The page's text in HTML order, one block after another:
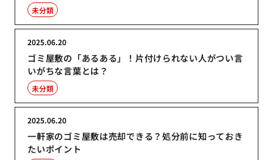
未分類
ゴミ屋敷の「あるある」！片付けられない人がつい言
いがちな言葉とは？
2025.06.20
未分類
一軒家のゴミ屋敷は売却できる？処分前に知っておき
たいポイント
2025.06.20